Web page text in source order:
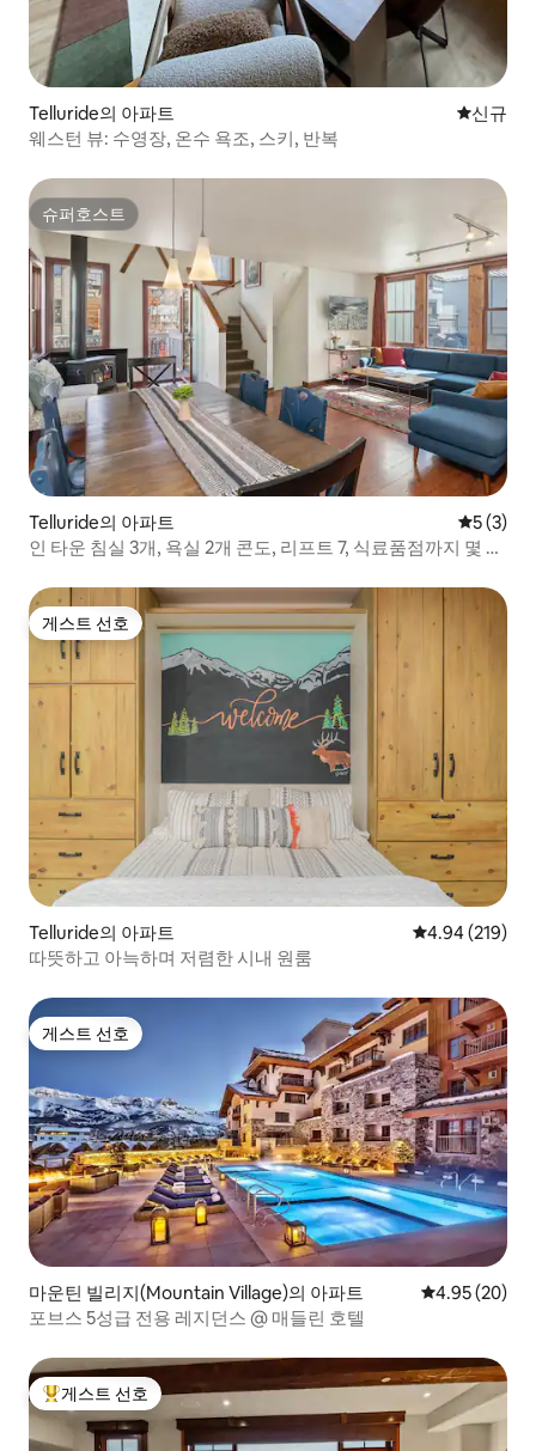
Telluride의 아파트 신규 숙소
신규
웨스턴 뷰: 수영장, 온수 욕조, 스키, 반복
슈퍼호스트
슈퍼호스트
Telluride의 아파트 평점 5점
5 (3)
인 타운 침실 3개, 욕실 2개 콘도, 리프트 7, 식료품점까지 몇 걸
게스트 선호
게스트 선호
Telluride의 아파트 평점 4.94점(5
4.94 (219)
따뜻하고 아늑하며 저렴한 시내 원룸
게스트 선호
게스트 선호
마운틴 빌리지(Mountain Village)의 아파트 평점 4.95점(5
4.95 (20)
포브스 5성급 전용 레지던스 @ 매들린 호텔
상위 게스트 선호
게스트 선호